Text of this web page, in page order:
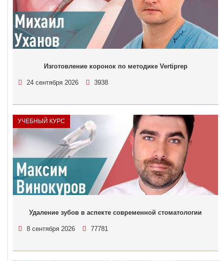
Изготовление коронок по методике Vertiprep
24 сентября 2026 3938
УЧЕБНЫЙ КУРС
Удаление зубов в аспекте современной стоматологии
8 сентября 2026 77781